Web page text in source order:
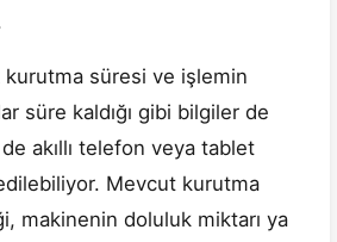
kurutma süresi ve işlemin
süre kaldığı gibi bilgiler de
akıllı telefon veya tablet
edilebiliyor. Mevcut kurutma
makinenin doluluk miktarı ya